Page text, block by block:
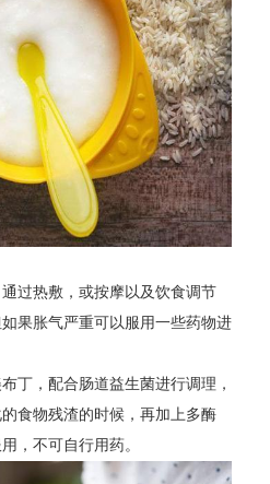
过热敷，或按摩以及饮食调节
果胀气严重可以服用一些药物进
丁，配合肠道益生菌进行调理，
食物残渣的时候，再加上多酶
，不可自行用药。